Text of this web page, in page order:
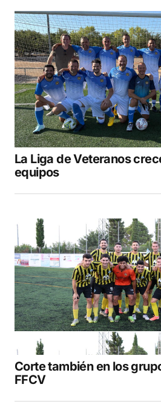
La Liga de Veteranos
equipos
Corte también en los
FFCV